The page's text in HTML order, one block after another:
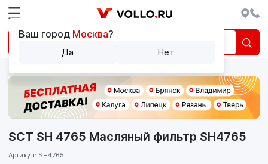
SCT SH 4765 Масляный фильтр SH4765
Артикул: SH4765
Ваш город Москва?
Да Нет